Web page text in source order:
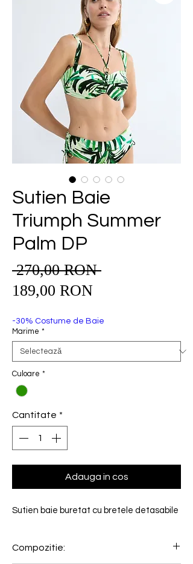
Sutien Baie
Triumph Summer
Palm DP
270,00 RON Preț
189,00 RONPreț
-30% Costume de Baie
Marime *
Culoare *
Cantitate *
Adauga in cos
Sutien baie buretat cu bretele detasabile
Compozitie: